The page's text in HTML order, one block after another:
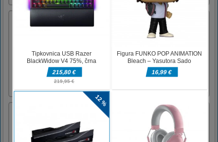
Snegurochka – ruska ledena princesa
Novo leto bo kmalu! In to pomeni - drevo,
zabava, darila in seveda dedek mraz. In z njim
vedno prihaja njegova ljubljena vnukinja in
pomočnica - Snegurochka. Ta ljubka deklica
je prava ledena princesa. Občudujte njene
čudovite obleke - sarafane, krznene plašče in
kokošnike. Izber [...]
Emoji Match 3
Emoji match 3 is an addictive game with a
new theme and more fun.touch